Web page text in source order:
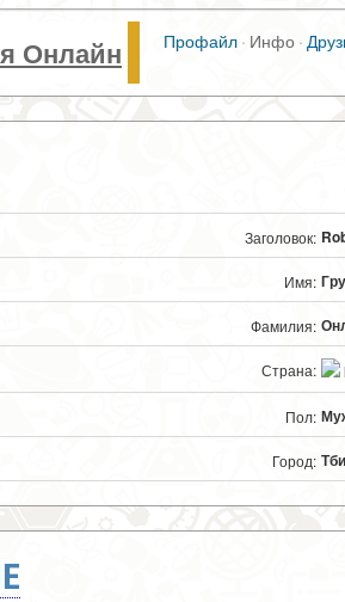
Онлайн Профайл· Инфо·
Заголовок:
Имя:
Фамилия:
Страна:
Пол:
Город: